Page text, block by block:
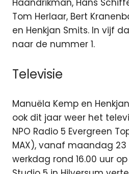
Haandrikman, Hans
Tom Herlaar, Bert
en Henkjan Smits. In vijf
naar de nummer 1.
Televisie
Manuëla Kemp en
ook dit jaar weer het
NPO Radio 5 Evergreen
MAX), vanaf maandag
werkdag rond 16.00 uur op